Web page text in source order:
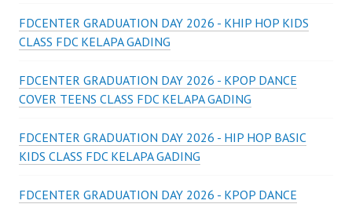
FDCENTER GRADUATION DAY 2026 - KHIP HOP KIDS
CLASS FDC KELAPA GADING
FDCENTER GRADUATION DAY 2026 - KPOP DANCE
COVER TEENS CLASS FDC KELAPA GADING
FDCENTER GRADUATION DAY 2026 - HIP HOP BASIC
KIDS CLASS FDC KELAPA GADING
FDCENTER GRADUATION DAY 2026 - KPOP DANCE